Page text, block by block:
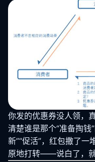
你发的优惠券没人领，
清楚谁是那个“准备掏钱
新”“促活”，红包撒了
原地打转——说白了，